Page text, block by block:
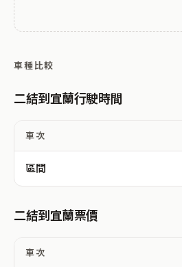
車種比較
二結到宜蘭行駛時間
車次
區間
二結到宜蘭票價
車次